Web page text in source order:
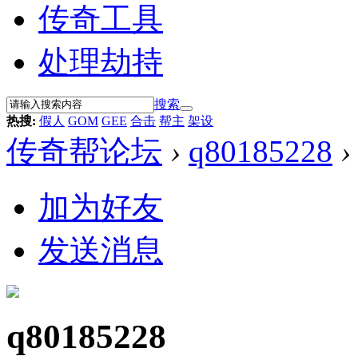
传奇工具
处理劫持
搜索
热搜: 假人 GOM GEE 合击 帮主 架设
传奇帮论坛 › q80185228 ›
加为好友
发送消息
q80185228